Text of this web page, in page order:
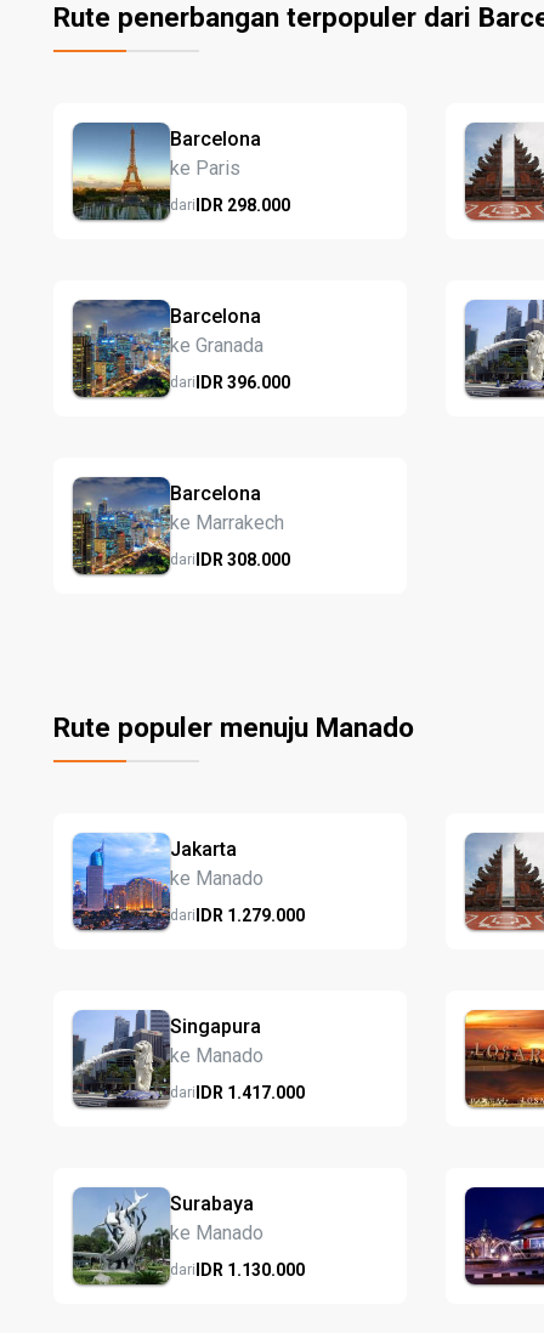
Rute penerbangan terpopuler dari
Barcelona
ke Paris
dariIDR 298.000
Barcelona
ke Granada
dariIDR 396.000
Barcelona
ke Marrakech
dariIDR 308.000
Rute populer menuju Manado
Jakarta
ke Manado
dariIDR 1.279.000
Singapura
ke Manado
dariIDR 1.417.000
Surabaya
ke Manado
dariIDR 1.130.000